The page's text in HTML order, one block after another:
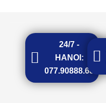
24/7 -
HANOI:
077.90888.68